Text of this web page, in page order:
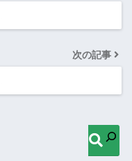
次の記事